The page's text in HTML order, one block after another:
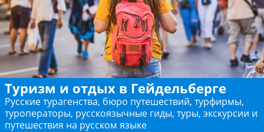
Туризм и отдых в Гейдельберге
Русские турагенства, бюро путешествий, турфирмы,
туроператоры, русскоязычные гиды, туры, экскурсии и
путешествия на русском языке